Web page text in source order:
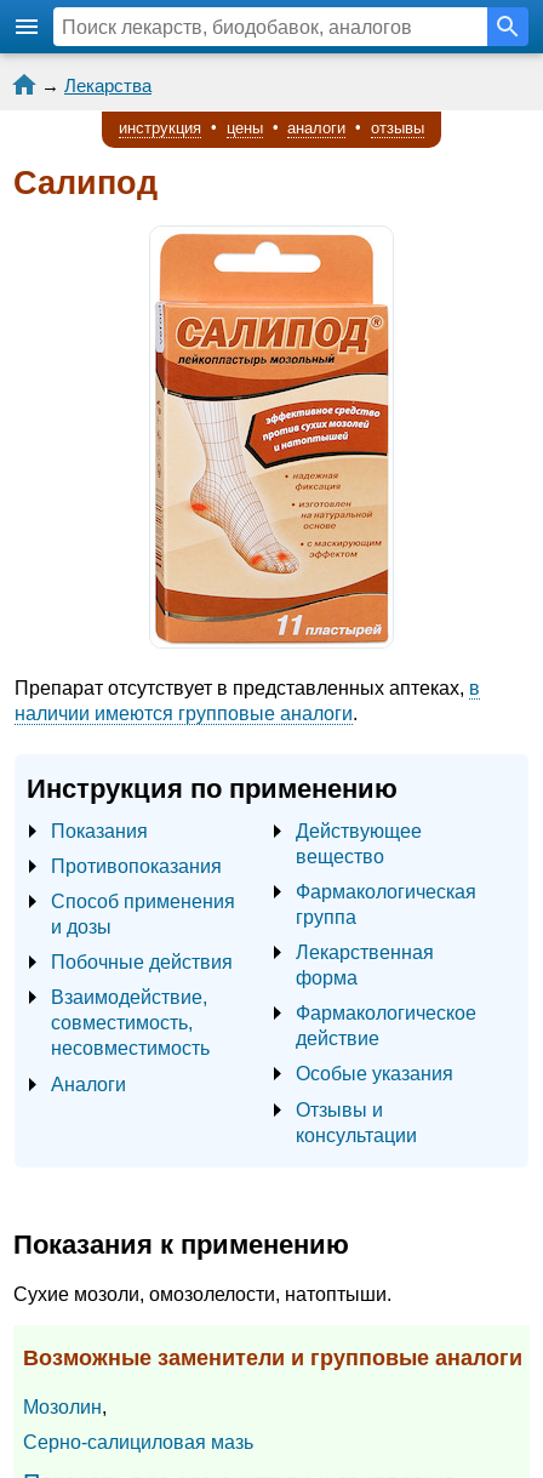
→ Лекарства
инструкция • цены • аналоги • отзывы
Салипод
Препарат отсутствует в представленных аптеках, в
наличии имеются групповые аналоги.
Инструкция по применению
Показания
Противопоказания
Способ применения
и дозы
Побочные действия
Взаимодействие,
совместимость,
несовместимость
Аналоги
Действующее
вещество
Фармакологическая
группа
Лекарственная
форма
Фармакологическое
действие
Особые указания
Отзывы и
консультации
Показания к применению
Сухие мозоли, омозолелости, натоптыши.
Возможные заменители и групповые аналоги
Мозолин,
Серно-салициловая мазь